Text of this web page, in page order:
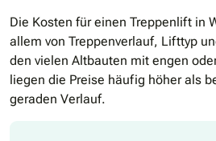
Die Kosten für einen Treppenlift in
allem von Treppenverlauf, Lifttyp
den vielen Altbauten mit engen
liegen die Preise häufig höher als
geraden Verlauf.